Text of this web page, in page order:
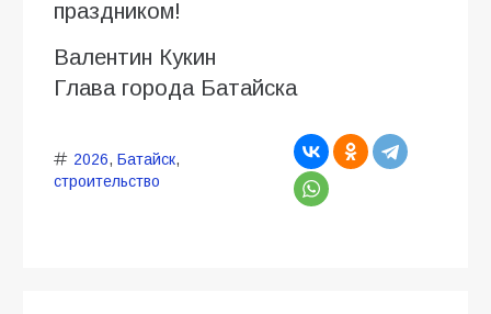
праздником!
Валентин Кукин
Глава города Батайска
2026, Батайск,
строительство